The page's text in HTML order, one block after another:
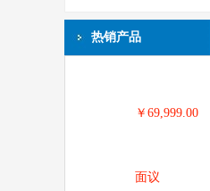
热销产品
￥69,999.00
面议